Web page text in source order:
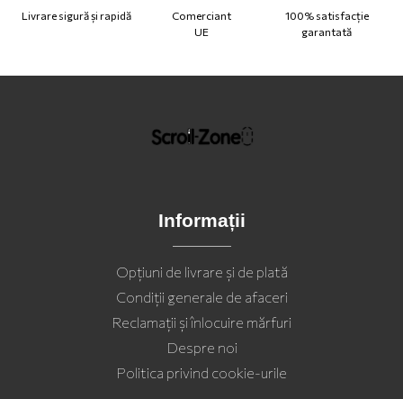
Livrare sigură și rapidă
Comerciant
UE
100% satisfacție
garantată
Informații
Opţiuni de livrare şi de plată
Condiții generale de afaceri
Reclamații și înlocuire mărfuri
Despre noi
Politica privind cookie-urile